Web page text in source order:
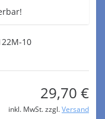
10
29,70 €
inkl. MwSt. zzgl. Versand